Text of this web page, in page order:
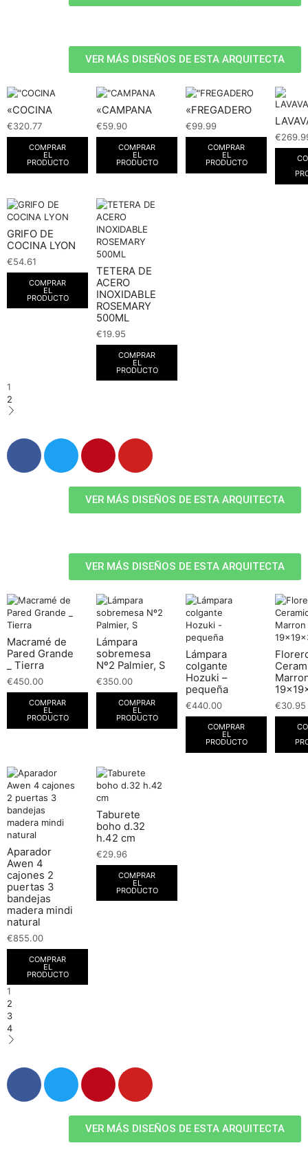
VER MÁS DISEÑOS DE ESTA ARQUITECTA
«COCINA
€320.77
COMPRAR
EL
PRODUCTO
«CAMPANA
€59.90
COMPRAR
EL
PRODUCTO
«FREGADERO
€99.99
COMPRAR
EL
PRODUCTO
€
GRIFO DE
COCINA LYON
€54.61
COMPRAR
EL
PRODUCTO
TETERA DE
ACERO
INOXIDABLE
ROSEMARY
500ML
€19.95
COMPRAR
EL
PRODUCTO
1
2
VER MÁS DISEÑOS DE ESTA ARQUITECTA
VER MÁS DISEÑOS DE ESTA ARQUITECTA
Macramé de
Pared Grande
_ Tierra
€450.00
COMPRAR
EL
PRODUCTO
Lámpara
sobremesa
Nº2 Palmier, S
€350.00
COMPRAR
EL
PRODUCTO
Lámpara
colgante
Hozuki –
pequeña
€440.00
COMPRAR
EL
PRODUCTO
€30.95
Aparador
Awen 4
cajones 2
puertas 3
bandejas
madera mindi
natural
€855.00
COMPRAR
EL
PRODUCTO
Taburete
boho d.32
h.42 cm
€29.96
COMPRAR
EL
PRODUCTO
1
2
3
4
VER MÁS DISEÑOS DE ESTA ARQUITECTA